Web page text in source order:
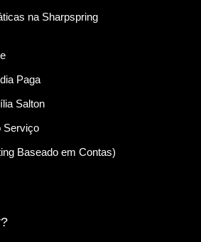
na Sharpspring
Paga
Salton
Serviço
Baseado em Contas)